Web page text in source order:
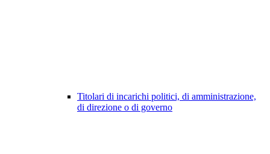
Titolari di incarichi politici, di amministrazione,
di direzione o di governo